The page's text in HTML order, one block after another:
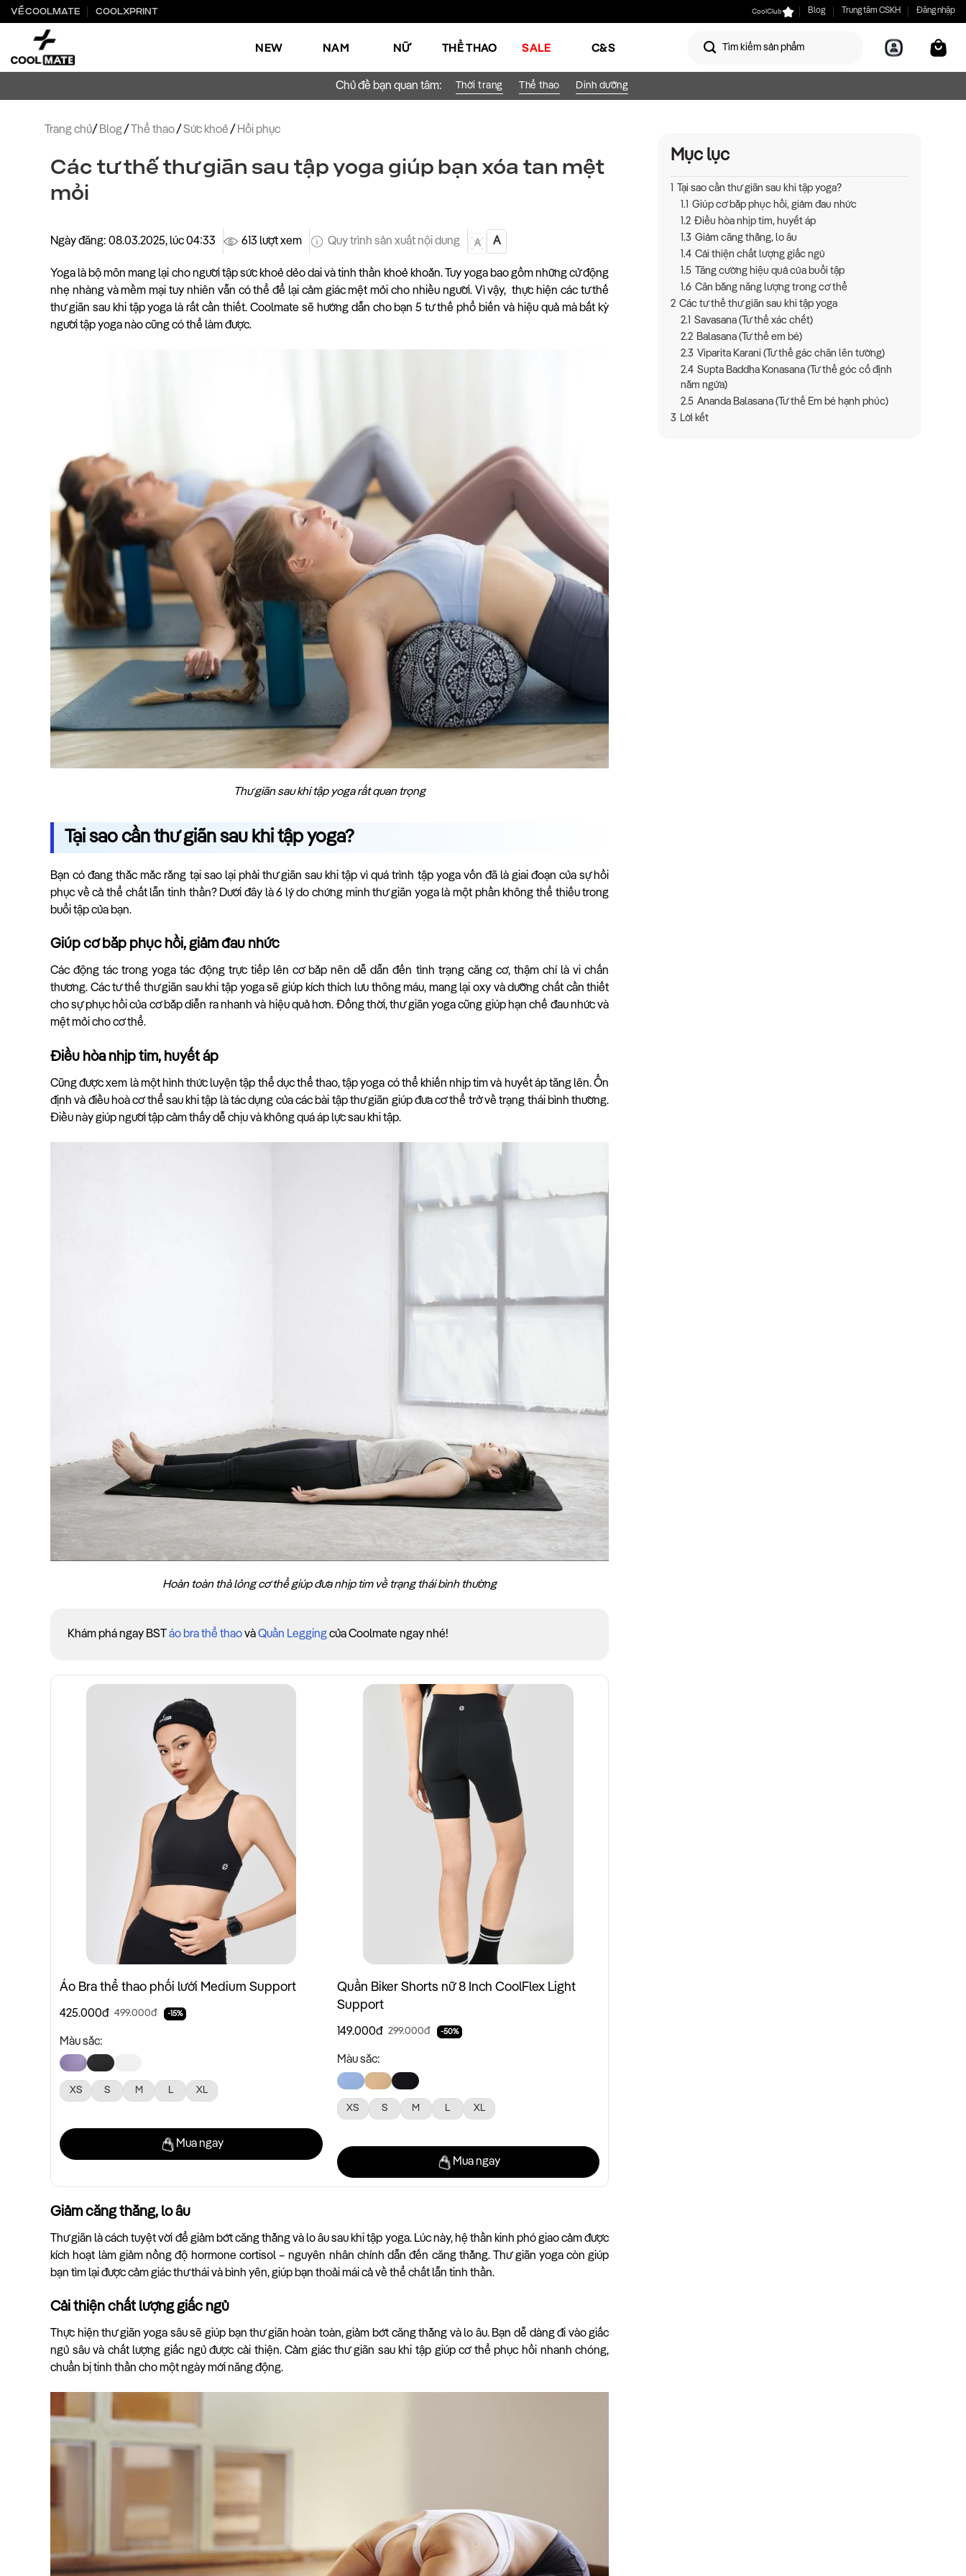
Bỏ
qua
dung
VỀ COOLMATE COOLXPRINT CoolClub Blog Trung tâm CSKH Đăng nhập
NEW NAM NỮ THỂ THAO SALE C&S
Chủ đề bạn quan tâm: Thời trang Thể thao Dinh dưỡng
Trang chủ/ Blog/ Thể thao/Sức khoẻ/ Hồi phục
Các tư thế thư giãn sau tập yoga giúp bạn xóa tan mệt
mỏi
Ngày đăng: 08.03.2025, lúc 04:33 613 lượt xem Quy trình sản xuất nội dung A A
Yoga là bộ môn mang lại cho người tập sức khoẻ dẻo dai và tinh thần khoẻ khoắn. Tuy yoga bao gồm những cử động
nhẹ nhàng và mềm mại tuy nhiên vẫn có thể để lại cảm giác mệt mỏi cho nhiều người. Vì vậy, thực hiện các tư thế
thư giãn sau khi tập yoga là rất cần thiết. Coolmate sẽ hướng dẫn cho bạn 5 tư thế phổ biến và hiệu quả mà bất kỳ
người tập yoga nào cũng có thể làm được.
Thư giãn sau khi tập yoga rất quan trọng
Tại sao cần thư giãn sau khi tập yoga?
Bạn có đang thắc mắc rằng tại sao lại phải thư giãn sau khi tập vì quá trình tập yoga vốn đã là giai đoạn của sự hồi
phục về cả thể chất lẫn tinh thần? Dưới đây là 6 lý do chứng minh thư giãn yoga là một phần không thể thiếu trong
buổi tập của bạn.
Giúp cơ bắp phục hồi, giảm đau nhức
Các động tác trong yoga tác động trực tiếp lên cơ bắp nên dễ dẫn đến tình trạng căng cơ, thậm chí là vi chấn
thương. Các tư thế thư giãn sau khi tập yoga sẽ giúp kích thích lưu thông máu, mang lại oxy và dưỡng chất cần thiết
cho sự phục hồi của cơ bắp diễn ra nhanh và hiệu quả hơn. Đồng thời, thư giãn yoga cũng giúp hạn chế đau nhức và
mệt mỏi cho cơ thể.
Điều hòa nhịp tim, huyết áp
Cũng được xem là một hình thức luyện tập thể dục thể thao, tập yoga có thể khiến nhịp tim và huyết áp tăng lên. Ổn
định và điều hoà cơ thể sau khi tập là tác dụng của các bài tập thư giãn giúp đưa cơ thể trở về trạng thái bình thường.
Điều này giúp người tập cảm thấy dễ chịu và không quá áp lực sau khi tập.
Hoàn toàn thả lỏng cơ thể giúp đưa nhịp tim về trạng thái bình thường
Khám phá ngay BSTáo bra thể thaovàQuần Leggingcủa Coolmate ngay nhé!
Áo Bra thể thao phối lưới Medium Support
425.000đ 499.000đ -15%
Màu sắc:
XS S M L XL
Mua ngay
Quần Biker Shorts nữ 8 Inch CoolFlex Light
Support
149.000đ 299.000đ -50%
Màu sắc:
XS S M L XL
Mua ngay
Giảm căng thẳng, lo âu
Thư giãn là cách tuyệt vời để giảm bớt căng thẳng và lo âu sau khi tập yoga. Lúc này, hệ thần kinh phó giao cảm được
kích hoạt làm giảm nồng độ hormone cortisol – nguyên nhân chính dẫn đến căng thẳng. Thư giãn yoga còn giúp
bạn tìm lại được cảm giác thư thái và bình yên, giúp bạn thoải mái cả về thể chất lẫn tinh thần.
Cải thiện chất lượng giấc ngủ
Thực hiện thư giãn yoga sâu sẽ giúp bạn thư giãn hoàn toàn, giảm bớt căng thẳng và lo âu. Bạn dễ dàng đi vào giấc
ngủ sâu và chất lượng giấc ngủ được cải thiện. Cảm giác thư giãn sau khi tập giúp cơ thể phục hồi nhanh chóng,
chuẩn bị tinh thần cho một ngày mới năng động.
Mục lục
Tại sao cần thư giãn sau khi tập yoga?
1.1
Giúp cơ bắp phục hồi, giảm đau nhức
1.2 Điều hòa nhịp tim, huyết áp
1.3 Giảm căng thẳng, lo âu
1.4 Cải thiện chất lượng giấc ngủ
1.5
Tăng cường hiệu quả của buổi tập
1.6 Cân bằng năng lượng trong cơ thể
2 Các tư thế thư giãn sau khi tập yoga
2.1
Savasana (Tư thế xác chết)
2.2 Balasana (Tư thế em bé)
2.3 Viparita Karani (Tư thế gác chân lên tường)
2.4 Supta Baddha Konasana (Tư thế góc cố định
nằm ngửa)
2.5 Ananda Balasana (Tư thế Em bé hạnh phúc)
3 Lời kết